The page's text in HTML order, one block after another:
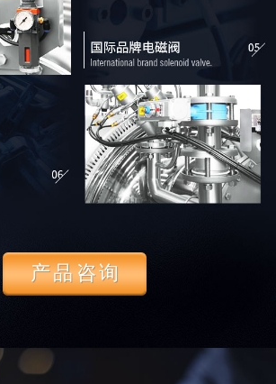
产品咨询